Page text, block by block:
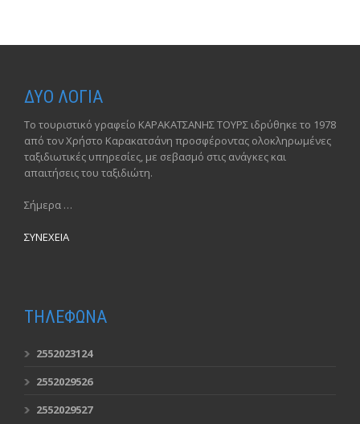
ΔΥΟ ΛΟΓΙΑ
Το τουριστικό γραφείο ΚΑΡΑΚΑΤΣΑΝΗΣ ΤΟΥΡΣ ιδρύθηκε το 1978
από τον Χρήστο Καρακατσάνη προσφέροντας ολοκληρωμένες
ταξιδιωτικές υπηρεσίες, με σεβασμό στις ανάγκες και
απαιτήσεις του ταξιδιώτη.
Σήμερα …
ΣΥΝΕΧΕΙΑ
ΤΗΛΕΦΩΝΑ
2552023124
2552029526
2552029527